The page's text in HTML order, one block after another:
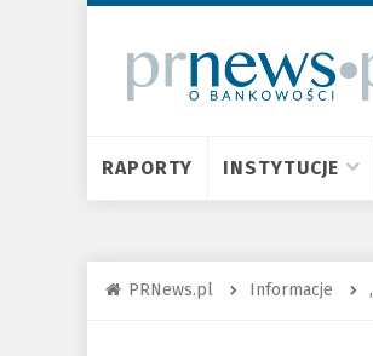
RAPORTY INSTYTUCJE
PRNews.pl Informacje